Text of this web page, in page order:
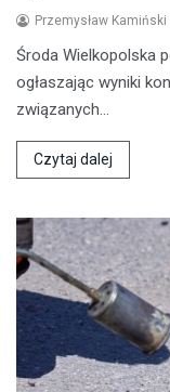
Przemysław Kamiński
Środa Wielkopolska
ogłaszając wyniki
związanych…
Czytaj dalej